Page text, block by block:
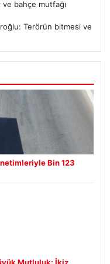
ve bahçe mutfağı
Terörün bitmesi ve
Bin 123
Mutluluk: İkiz